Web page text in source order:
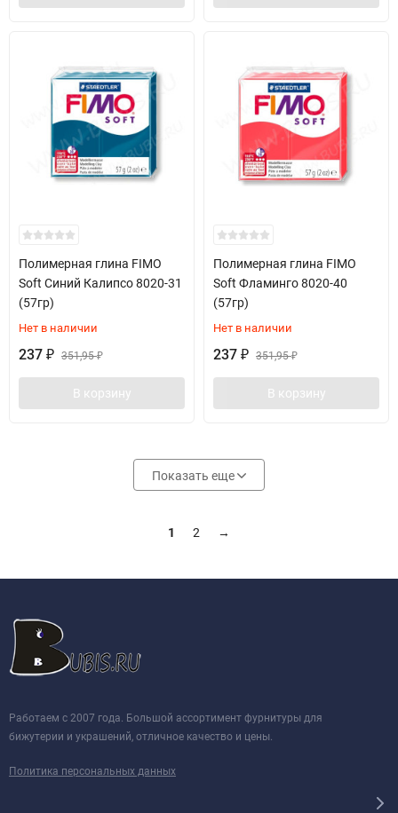
Полимерная глина FIMO
Soft Синий Калипсо 8020-31
(57гр)
Нет в наличии
237 ₽ 351,95₽
В корзину
Полимерная глина FIMO
Soft Фламинго 8020-40
(57гр)
Нет в наличии
237 ₽ 351,95₽
В корзину
Показать еще
1 2 →
Работаем с 2007 года. Большой ассортимент фурнитуры для
бижутерии и украшений, отличное качество и цены.
Политика персональных данных